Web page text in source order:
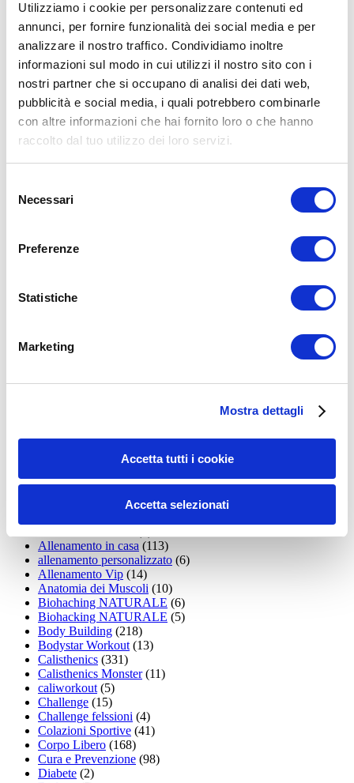
Utilizziamo i cookie per personalizzare contenuti ed
annunci, per fornire funzionalità dei social media e per
analizzare il nostro traffico. Condividiamo inoltre
informazioni sul modo in cui utilizzi il nostro sito con i
nostri partner che si occupano di analisi dei dati web,
pubblicità e social media, i quali potrebbero combinarle
con altre informazioni che hai fornito loro o che hanno
raccolto dal tuo utilizzo dei loro servizi.
delNecessari
Preferenze
Statistiche
Marketing
Mostra dettagli
Accetta tutti i cookie
Accetta selezionati
ALLENATI CON ME!
15WORKOUT
Allenamento aerobico(16)
Allenamento Donne(75)
Allenamento in casa (113)
allenamento personalizzato (6)
Allenamento Vip (14)
Anatomia dei Muscoli (10)
Biohaching NATURALE (6)
Biohacking NATURALE (5)
Body Building (218)
Bodystar Workout(13)
Calisthenics (331)
Calisthenics Monster(11)
caliworkout(5)
Challenge (15)
Challenge felssioni (4)
Colazioni Sportive (41)
Corpo Libero (168)
Cura e Prevenzione (98)
Diabete (2)